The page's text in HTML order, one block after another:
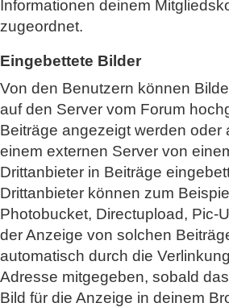
Informationen deinem
zugeordnet.
Eingebettete Bilder
Von den Benutzern können
auf den Server vom Forum
Beiträge angezeigt werden oder
einem externen Server von
Drittanbieter in Beiträge
Drittanbieter können zum
Photobucket, Directupload, Pic-
der Anzeige von solchen
automatisch durch die
Adresse mitgegeben, sobald
Bild für die Anzeige in deinem